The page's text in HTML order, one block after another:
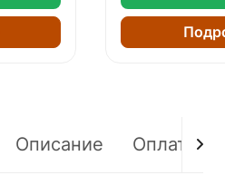
Описание Оплата